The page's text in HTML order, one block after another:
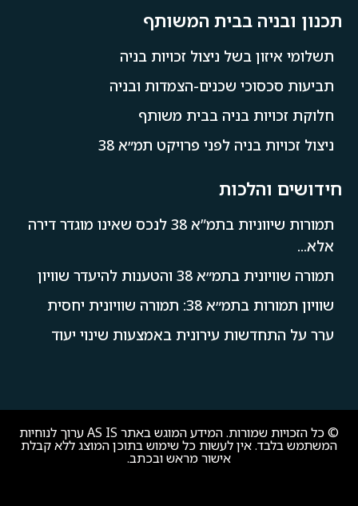
תכנון ובניה בבית המשותף
תשלומי איזון בשל ניצול זכויות בניה
תביעות סכסוכי שכנים-הצמדות ובניה
חלוקת זכויות בניה בבית משותף
ניצול זכויות בניה לפני פרויקט תמ״א 38
חידושים והלכות
תמורות שיווניות בתמ”א 38 לנכס שאינו מוגדר דירה
אלא...
תמורה שוויונית בתמ״א 38 והטענות להיעדר שוויון
שוויון תמורות בתמ״א 38: תמורה שוויונית יחסית
ערר על התחדשות עירונית באמצעות שינוי יעוד
© כל הזכויות שמורות. המידע המוגש באתר AS IS ערוך לנוחיות
המשתמש בלבד. אין לעשות כל שימוש בתוכן המוצג ללא קבלת
אישור מראש ובכתב.